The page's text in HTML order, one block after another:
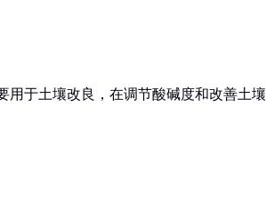
用于土壤改良，在调节酸碱度和改善土壤